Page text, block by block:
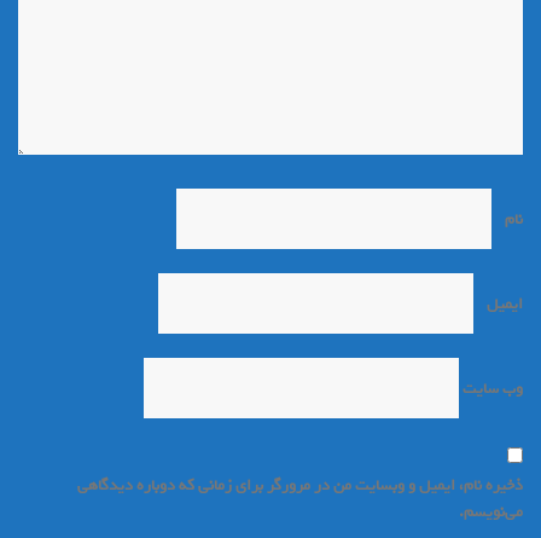
نام
ایمیل
وب‌ سایت
ذخیره نام، ایمیل و وبسایت من در مرورگر برای زمانی که دوباره دیدگاهی
می‌نویسم.